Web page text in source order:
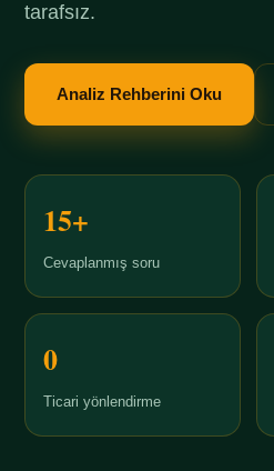
tarafsız.
Analiz Rehberini Oku
15+
Cevaplanmış soru
0
Ticari yönlendirme